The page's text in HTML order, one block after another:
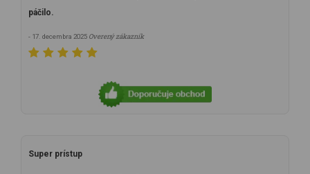
páčilo.
- 17. decembra 2025 Overený zákazník
Super prístup